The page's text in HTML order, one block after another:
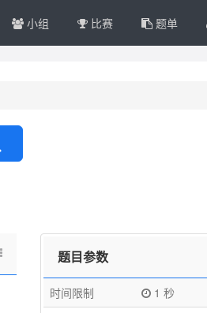
小组 比赛 题单
题目参数
时间限制
1 秒